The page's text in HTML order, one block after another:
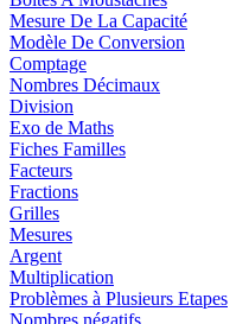
Mesure De La Capacité
Modèle De Conversion
Comptage
Nombres Décimaux
Division
Exo de Maths
Fiches Familles
Facteurs
Fractions
Grilles
Mesures
Argent
Multiplication
Problèmes à Plusieurs Etapes
Nombres négatifs